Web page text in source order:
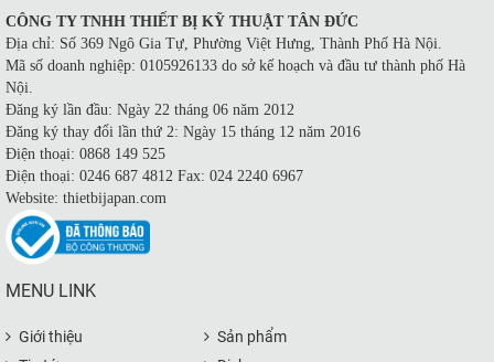
CÔNG TY TNHH THIẾT BỊ KỸ THUẬT TÂN ĐỨC
Địa chỉ: Số 369 Ngô Gia Tự, Phường Việt Hưng, Thành Phố Hà Nội.
Mã số doanh nghiệp: 0105926133 do sở kế hoạch và đầu tư thành phố Hà
Nội.
Đăng ký lần đầu: Ngày 22 tháng 06 năm 2012
Đăng ký thay đổi lần thứ 2: Ngày 15 tháng 12 năm 2016
Điện thoại: 0868 149 525
Điện thoại: 0246 687 4812 Fax: 024 2240 6967
Website: thietbijapan.com
MENU LINK
Giới thiệu
Sản phẩm